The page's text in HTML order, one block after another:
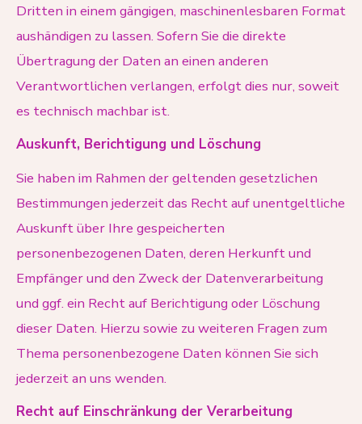
Dritten in einem gängigen, maschinenlesbaren Format
aushändigen zu lassen. Sofern Sie die direkte
Übertragung der Daten an einen anderen
Verantwortlichen verlangen, erfolgt dies nur, soweit
es technisch machbar ist.
Auskunft, Berichtigung und Löschung
Sie haben im Rahmen der geltenden gesetzlichen
Bestimmungen jederzeit das Recht auf unentgeltliche
Auskunft über Ihre gespeicherten
personenbezogenen Daten, deren Herkunft und
Empfänger und den Zweck der Datenverarbeitung
und ggf. ein Recht auf Berichtigung oder Löschung
dieser Daten. Hierzu sowie zu weiteren Fragen zum
Thema personenbezogene Daten können Sie sich
jederzeit an uns wenden.
Recht auf Einschränkung der Verarbeitung